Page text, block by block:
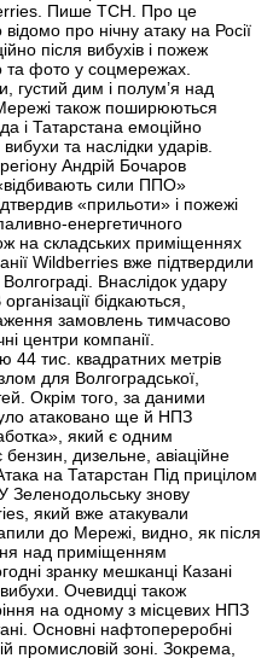
Пише ТСН. Про це
про нічну атаку на Росії
після вибухів і пожеж
та фото у соцмережах.
густий дим і полум’я над
також поширюються
і Татарстана емоційно
та наслідки ударів.
Андрій Бочаров
сили ППО»
«прильоти» і пожежі
енергетичного
на складських приміщеннях
Wildberries вже підтвердили
Внаслідок удару
бідкаються,
замовлень тимчасово
центри компанії.
44 тис. квадратних метрів
для Волгоградської,
Окрім того, за даними
атаковано ще й НПЗ
який є одним
дизельне, авіаційне
на Татарстан Під прицілом
У Зеленодольську знову
який вже атакували
до Мережі, видно, як після
над приміщенням
зранку мешканці Казані
Очевидці також
на одному з місцевих НПЗ
Основні нафтопереробні
промисловій зоні. Зокрема,